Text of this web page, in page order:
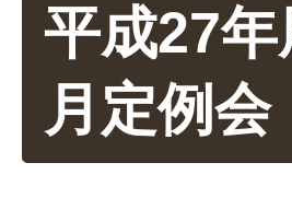
平成27
月定例会